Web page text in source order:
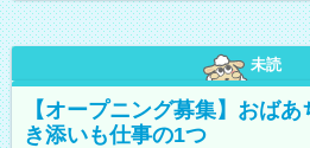
未読
【オープニング募集】おば
き添いも仕事の1つ